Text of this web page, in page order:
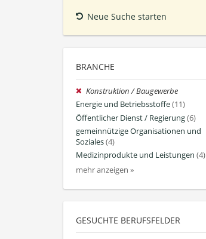
Neue Suche starten
BRANCHE
Konstruktion / Baugewerbe
Energie und Betriebsstoffe(11)
Öffentlicher Dienst / Regierung(6)
gemeinnützige Organisationen und
Soziales(4)
Medizinprodukte und Leistungen (4)
mehr anzeigen »
GESUCHTE BERUFSFELDER